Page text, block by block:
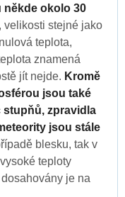
někde okolo 30
velikosti stejné jako
teplota,
znamená
jít nejde. Kromě
jsou také
zpravidla
jsou stále
blesku, tak v
teploty
je na